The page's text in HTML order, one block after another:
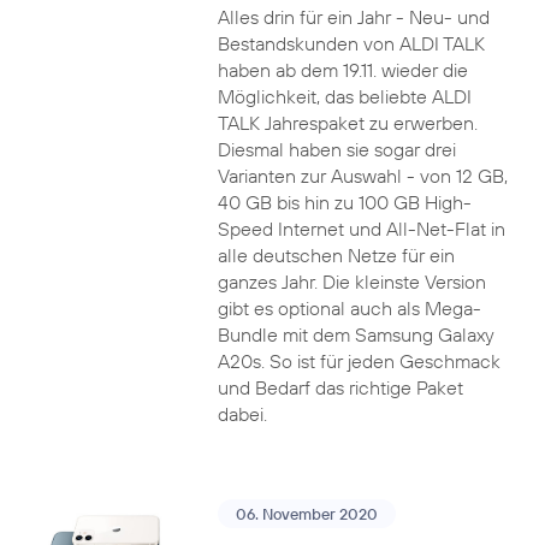
Alles drin für ein Jahr - Neu- und
Bestandskunden von ALDI TALK
haben ab dem 19.11. wieder die
Möglichkeit, das beliebte ALDI
TALK Jahrespaket zu erwerben.
Diesmal haben sie sogar drei
Varianten zur Auswahl - von 12 GB,
40 GB bis hin zu 100 GB High-
Speed Internet und All-Net-Flat in
alle deutschen Netze für ein
ganzes Jahr. Die kleinste Version
gibt es optional auch als Mega-
Bundle mit dem Samsung Galaxy
A20s. So ist für jeden Geschmack
und Bedarf das richtige Paket
dabei.
06. November 2020